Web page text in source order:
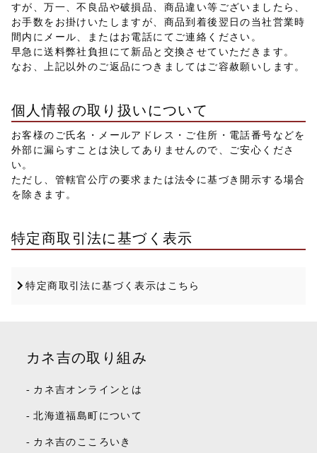
すが、万一、不良品や破損品、商品違い等ございましたら、
お手数をお掛けいたしますが、商品到着後翌日の当社営業時
間内にメール、またはお電話にてご連絡ください。
早急に送料弊社負担にて新品と交換させていただきます。
なお、上記以外のご返品につきましてはご容赦願いします。
個人情報の取り扱いについて
お客様のご氏名・メールアドレス・ご住所・電話番号などを
外部に漏らすことは決してありませんので、ご安心くださ
い。
ただし、管轄官公庁の要求または法令に基づき開示する場合
を除きます。
特定商取引法に基づく表示
特定商取引法に基づく表示はこちら
カネ吉の取り組み
- カネ吉オンラインとは
- 北海道福島町について
- カネ吉のこころいき